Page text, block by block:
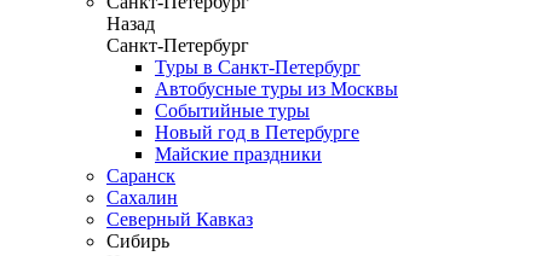
Назад
Санкт-Петербург
Туры в Санкт-Петербург
Автобусные туры из Москвы
Событийные туры
Новый год в Петербурге
Майские праздники
Саранск
Сахалин
Северный Кавказ
Сибирь